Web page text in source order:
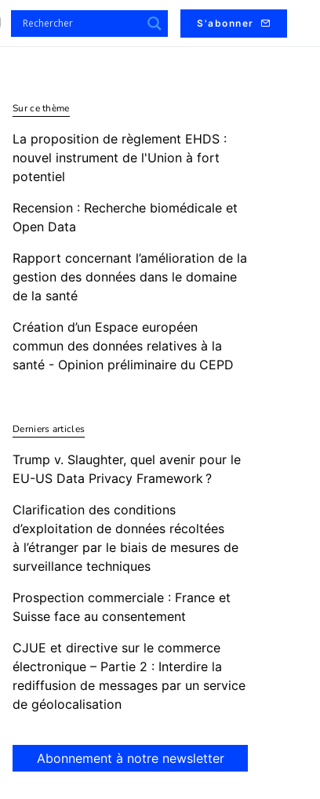
S'abonner
Sur ce thème
La proposition de règlement EHDS :
nouvel instrument de l'Union à fort
potentiel
Recension : Recherche biomédicale et
Open Data
Rapport concernant l’amélioration de la
gestion des données dans le domaine
de la santé
Création d’un Espace européen
commun des données relatives à la
santé - Opinion préliminaire du CEPD
Derniers articles
Trump v. Slaughter, quel avenir pour le
EU-US Data Privacy Framework ?
Clarification des conditions
d’exploitation de données récoltées
à l’étranger par le biais de mesures de
surveillance techniques
Prospection commerciale : France et
Suisse face au consentement
CJUE et directive sur le commerce
électronique – Partie 2 : Interdire la
rediffusion de messages par un service
de géolocalisation
Abonnement à notre newsletter